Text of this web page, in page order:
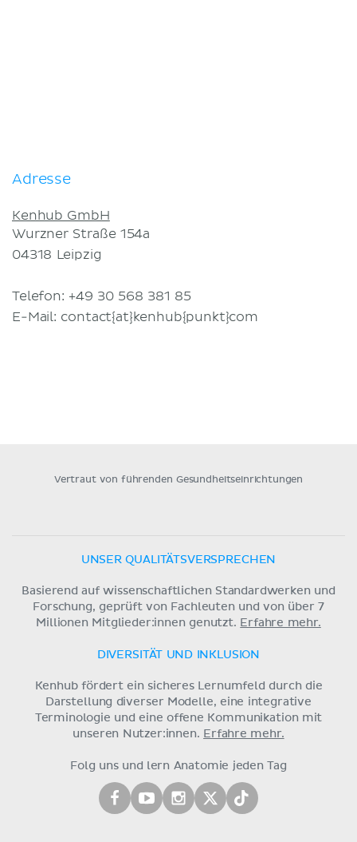
Adresse
Kenhub GmbH
Wurzner Straße 154a
04318 Leipzig
Telefon: +49 30 568 381 85
E-Mail: contact{at}kenhub{punkt}com
Vertraut von führenden Gesundheitseinrichtungen
UNSER QUALITÄTSVERSPRECHEN
Basierend auf wissenschaftlichen Standardwerken und
Forschung, geprüft von Fachleuten und von über 7
Millionen Mitglieder:innen genutzt. Erfahre mehr.
DIVERSITÄT UND INKLUSION
Kenhub fördert ein sicheres Lernumfeld durch die
Darstellung diverser Modelle, eine integrative
Terminologie und eine offene Kommunikation mit
unseren Nutzer:innen. Erfahre mehr.
Folg uns und lern Anatomie jeden Tag